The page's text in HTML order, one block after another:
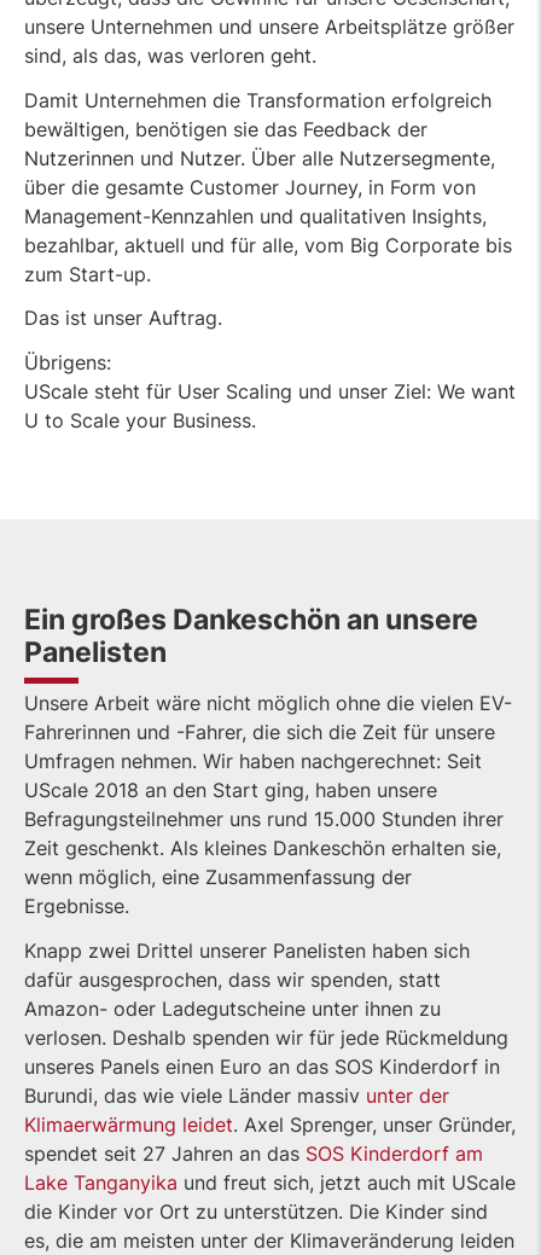
unsere Unternehmen und unsere Arbeitsplätze größer
sind, als das, was verloren geht.
Damit Unternehmen die Transformation erfolgreich
bewältigen, benötigen sie das Feedback der
Nutzerinnen und Nutzer. Über alle Nutzersegmente,
über die gesamte Customer Journey, in Form von
Management-Kennzahlen und qualitativen Insights,
bezahlbar, aktuell und für alle, vom Big Corporate bis
zum Start-up.
Das ist unser Auftrag.
Übrigens:
UScale steht für User Scaling und unser Ziel: We want
U to Scale your Business.
Ein großes Dankeschön an unsere
Panelisten
Unsere Arbeit wäre nicht möglich ohne die vielen EV-
Fahrerinnen und -Fahrer, die sich die Zeit für unsere
Umfragen nehmen. Wir haben nachgerechnet: Seit
UScale 2018 an den Start ging, haben unsere
Befragungsteilnehmer uns rund 15.000 Stunden ihrer
Zeit geschenkt. Als kleines Dankeschön erhalten sie,
wenn möglich, eine Zusammenfassung der
Ergebnisse.
Knapp zwei Drittel unserer Panelisten haben sich
dafür ausgesprochen, dass wir spenden, statt
Amazon- oder Ladegutscheine unter ihnen zu
verlosen. Deshalb spenden wir für jede Rückmeldung
unseres Panels einen Euro an das SOS Kinderdorf in
Burundi, das wie viele Länder massiv unter der
Klimaerwärmung leidet. Axel Sprenger, unser Gründer,
spendet seit 27 Jahren an das SOS Kinderdorf am
Lake Tanganyika und freut sich, jetzt auch mit UScale
die Kinder vor Ort zu unterstützen. Die Kinder sind
es, die am meisten unter der Klimaveränderung leiden